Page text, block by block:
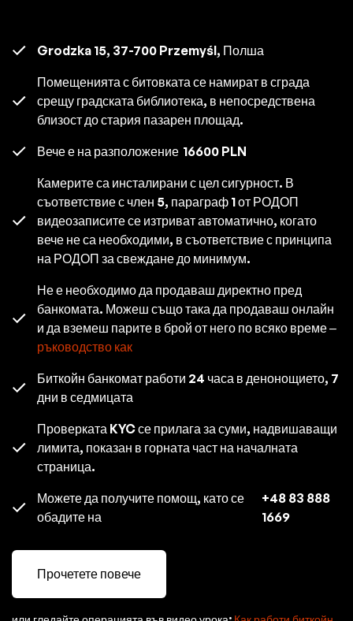
Grodzka 15, 37-700 Przemyśl, Полша
Помещенията с битовката се намират в сграда
срещу градската библиотека, в непосредствена
близост до стария пазарен площад.
Вече е на разположение 16600 PLN
Камерите са инсталирани с цел сигурност. В
съответствие с член 5, параграф 1 от РОДОП
видеозаписите се изтриват автоматично, когато
вече не са необходими, в съответствие с принципа
на РОДОП за свеждане до минимум.
Не е необходимо да продаваш директно пред
банкомата. Можеш също така да продаваш онлайн
и да вземеш парите в брой от него по всяко време –
ръководство как
Биткойн банкомат работи 24 часа в денонощието, 7
дни в седмицата
Проверката KYC се прилага за суми, надвишаващи
лимита, показан в горната част на началната
страница.
Можете да получите помощ, като се
обадите на
+48 83 888
1669
Прочетете повече